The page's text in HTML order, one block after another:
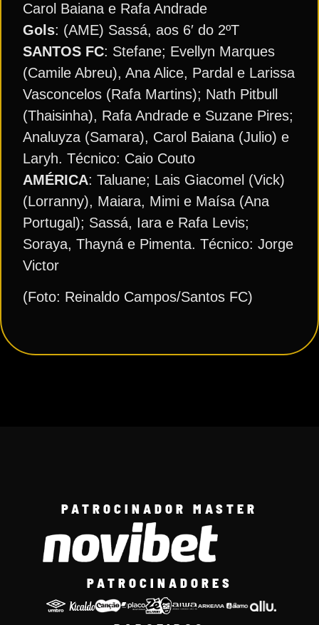
Carol Baiana e Rafa Andrade
Gols: (AME) Sassá, aos 6′ do 2ºT
SANTOS FC: Stefane; Evellyn Marques
(Camile Abreu), Ana Alice, Pardal e Larissa
Vasconcelos (Rafa Martins); Nath Pitbull
(Thaisinha), Rafa Andrade e Suzane Pires;
Analuyza (Samara), Carol Baiana (Julio) e
Laryh. Técnico: Caio Couto
AMÉRICA: Taluane; Lais Giacomel (Vick)
(Lorranny), Maiara, Mimi e Maísa (Ana
Portugal); Sassá, Iara e Rafa Levis;
Soraya, Thayná e Pimenta. Técnico: Jorge
Victor
(Foto: Reinaldo Campos/Santos FC)
PATROCINADOR MASTER
PATROCINADORES